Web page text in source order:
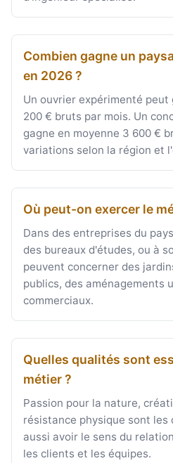
Combien gagne un
en 2026 ?
Un ouvrier expérimenté peut
200 € bruts par mois. Un
gagne en moyenne 3 600 €
variations selon la région et
Où peut-on exercer le
Dans des entreprises du
des bureaux d'études, ou à
peuvent concerner des
publics, des aménagements
commerciaux.
Quelles qualités sont
métier ?
Passion pour la nature,
résistance physique sont les
aussi avoir le sens du
les clients et les équipes.